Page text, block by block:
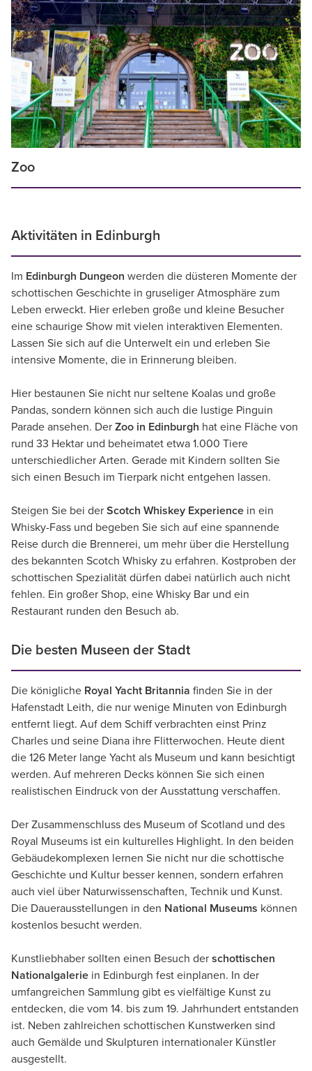
Zoo
Aktivitäten in Edinburgh
Im Edinburgh Dungeon werden die düsteren Momente der
schottischen Geschichte in gruseliger Atmosphäre zum
Leben erweckt. Hier erleben große und kleine Besucher
eine schaurige Show mit vielen interaktiven Elementen.
Lassen Sie sich auf die Unterwelt ein und erleben Sie
intensive Momente, die in Erinnerung bleiben.
Hier bestaunen Sie nicht nur seltene Koalas und große
Pandas, sondern können sich auch die lustige Pinguin
Parade ansehen. Der Zoo in Edinburgh hat eine Fläche von
rund 33 Hektar und beheimatet etwa 1.000 Tiere
unterschiedlicher Arten. Gerade mit Kindern sollten Sie
sich einen Besuch im Tierpark nicht entgehen lassen.
Steigen Sie bei der Scotch Whiskey Experience in ein
Whisky-Fass und begeben Sie sich auf eine spannende
Reise durch die Brennerei, um mehr über die Herstellung
des bekannten Scotch Whisky zu erfahren. Kostproben der
schottischen Spezialität dürfen dabei natürlich auch nicht
fehlen. Ein großer Shop, eine Whisky Bar und ein
Restaurant runden den Besuch ab.
Die besten Museen der Stadt
Die königliche Royal Yacht Britannia finden Sie in der
Hafenstadt Leith, die nur wenige Minuten von Edinburgh
entfernt liegt. Auf dem Schiff verbrachten einst Prinz
Charles und seine Diana ihre Flitterwochen. Heute dient
die 126 Meter lange Yacht als Museum und kann besichtigt
werden. Auf mehreren Decks können Sie sich einen
realistischen Eindruck von der Ausstattung verschaffen.
Der Zusammenschluss des Museum of Scotland und des
Royal Museums ist ein kulturelles Highlight. In den beiden
Gebäudekomplexen lernen Sie nicht nur die schottische
Geschichte und Kultur besser kennen, sondern erfahren
auch viel über Naturwissenschaften, Technik und Kunst.
Die Dauerausstellungen in den National Museums können
kostenlos besucht werden.
Kunstliebhaber sollten einen Besuch der schottischen
Nationalgalerie in Edinburgh fest einplanen. In der
umfangreichen Sammlung gibt es vielfältige Kunst zu
entdecken, die vom 14. bis zum 19. Jahrhundert entstanden
ist. Neben zahlreichen schottischen Kunstwerken sind
auch Gemälde und Skulpturen internationaler Künstler
ausgestellt.